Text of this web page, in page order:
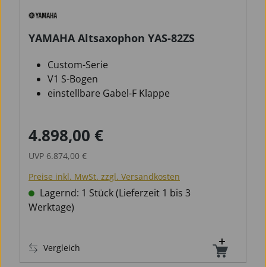
YAMAHA Altsaxophon YAS-82ZS
Custom-Serie
V1 S-Bogen
einstellbare Gabel-F Klappe
Verkaufspreis:
4.898,00 €
UVP 6.874,00 €
Preise inkl. MwSt. zzgl. Versandkosten
Lagernd: 1 Stück (Lieferzeit 1 bis 3
Werktage)
Vergleich